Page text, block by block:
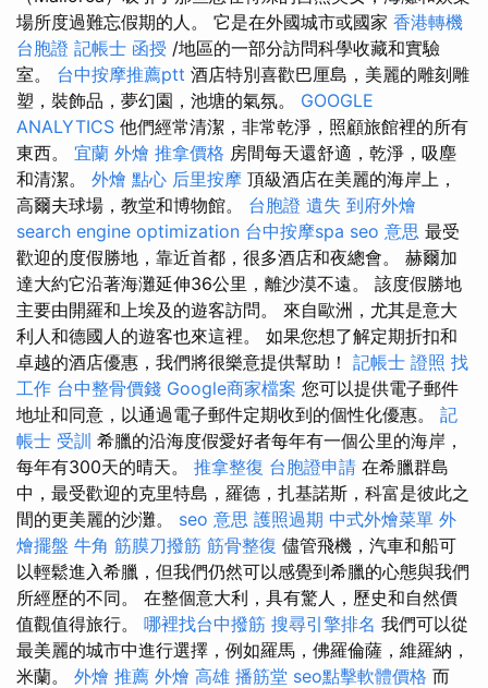
場所度過難忘假期的人。 它是在外國城市或國家 香港轉機
台胞證 記帳士 函授 /地區的一部分訪問科學收藏和實驗
室。 台中按摩推薦ptt 酒店特別喜歡巴厘島，美麗的雕刻雕
塑，裝飾品，夢幻園，池塘的氣氛。 GOOGLE
ANALYTICS 他們經常清潔，非常乾淨，照顧旅館裡的所有
東西。 宜蘭 外燴 推拿價格 房間每天還舒適，乾淨，吸塵
和清潔。 外燴 點心 后里按摩 頂級酒店在美麗的海岸上，
高爾夫球場，教堂和博物館。 台胞證 遺失 到府外燴
search engine optimization 台中按摩spa seo 意思 最受
歡迎的度假勝地，靠近首都，很多酒店和夜總會。 赫爾加
達大約它沿著海灘延伸36公里，離沙漠不遠。 該度假勝地
主要由開羅和上埃及的遊客訪問。 來自歐洲，尤其是意大
利人和德國人的遊客也來這裡。 如果您想了解定期折扣和
卓越的酒店優惠，我們將很樂意提供幫助！ 記帳士 證照 找
工作 台中整骨價錢 Google商家檔案 您可以提供電子郵件
地址和同意，以通過電子郵件定期收到的個性化優惠。 記
帳士 受訓 希臘的沿海度假愛好者每年有一個公里的海岸，
每年有300天的晴天。 推拿整復 台胞證申請 在希臘群島
中，最受歡迎的克里特島，羅德，扎基諾斯，科富是彼此之
間的更美麗的沙灘。 seo 意思 護照過期 中式外燴菜單 外
燴擺盤 牛角 筋膜刀撥筋 筋骨整復 儘管飛機，汽車和船可
以輕鬆進入希臘，但我們仍然可以感覺到希臘的心態與我們
所經歷的不同。 在整個意大利，具有驚人，歷史和自然價
值觀值得旅行。 哪裡找台中撥筋 搜尋引擎排名 我們可以從
最美麗的城市中進行選擇，例如羅馬，佛羅倫薩，維羅納，
米蘭。 外燴 推薦 外燴 高雄 播筋堂 seo點擊軟體價格 而